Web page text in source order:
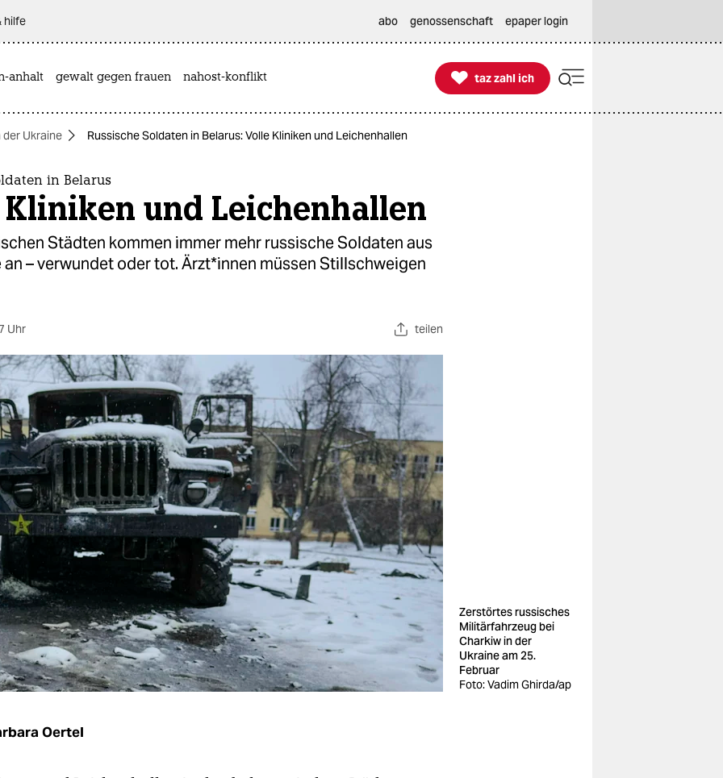
hilfe abo genossenschaft epaper login
anhalt gewalt gegen frauen nahost-konflikt 
taz zahl ich
taz zahl ich
der Ukraine Russische Soldaten in Belarus: Volle Kliniken und Leichenhallen
in Belarus
und Leichenhallen
Städten kommen immer mehr russische Soldaten aus
an – verwundet oder tot. Ärz­t*in­nen müssen Stillschweigen
Uhr teilen
Zerstörtes russisches
Militärfahrzeug bei
Charkiw in der
Ukraine am 25.
Februar
Foto: Vadim Ghirda/ap
Oertel